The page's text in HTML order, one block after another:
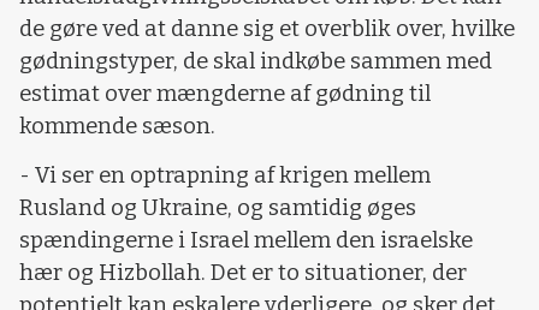
de gøre ved at danne sig et overblik over, hvilke
gødningstyper, de skal indkøbe sammen med
estimat over mængderne af gødning til
kommende sæson.
- Vi ser en optrapning af krigen mellem
Rusland og Ukraine, og samtidig øges
spændingerne i Israel mellem den israelske
hær og Hizbollah. Det er to situationer, der